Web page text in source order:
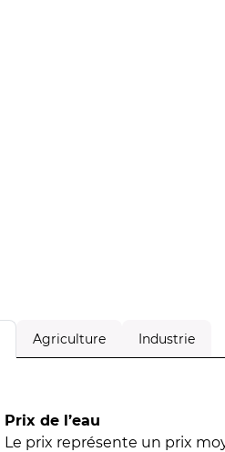
Agriculture Industrie
Prix de l’eau
Le prix représente un prix